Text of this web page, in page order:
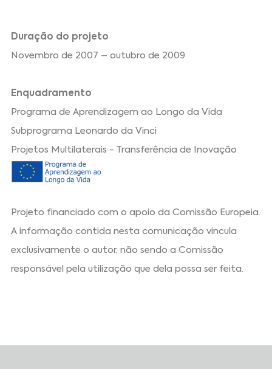
Duração do projeto
Novembro de 2007 – outubro de 2009
Enquadramento
Programa de Aprendizagem ao Longo da Vida
Subprograma Leonardo da Vinci
Projetos Multilaterais - Transferência de Inovação
Projeto financiado com o apoio da Comissão Europeia.
A informação contida nesta comunicação vincula
exclusivamente o autor, não sendo a Comissão
responsável pela utilização que dela possa ser feita.